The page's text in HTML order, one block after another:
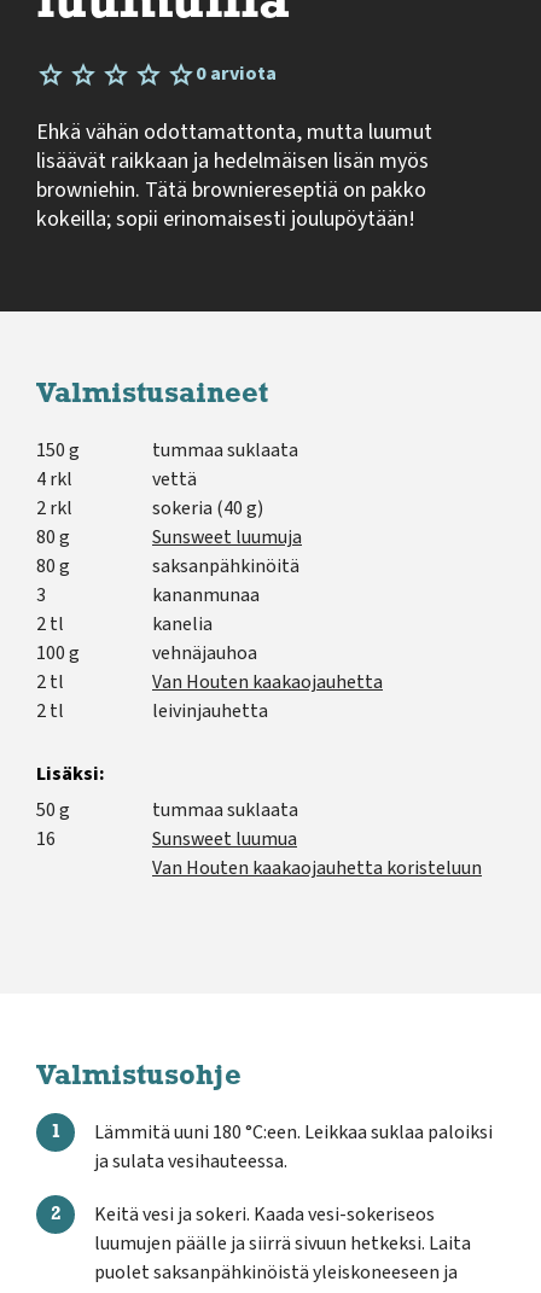
0 arviota
Ehkä vähän odottamattonta, mutta luumut
lisäävät raikkaan ja hedelmäisen lisän myös
browniehin. Tätä browniereseptiä on pakko
kokeilla; sopii erinomaisesti joulupöytään!
Valmistusaineet
150 g
tummaa suklaata
4 rkl
vettä
2 rkl
sokeria (40 g)
80 g
Sunsweet luumuja
80 g
saksanpähkinöitä
3
kananmunaa
2 tl
kanelia
100 g
vehnäjauhoa
2 tl
Van Houten kaakaojauhetta
2 tl
leivinjauhetta
Lisäksi:
50 g
tummaa suklaata
16
Sunsweet luumua
Van Houten kaakaojauhetta koristeluun
Valmistusohje
Lämmitä uuni 180 °C:een. Leikkaa suklaa paloiksi
ja sulata vesihauteessa.
Keitä vesi ja sokeri. Kaada vesi-sokeriseos
luumujen päälle ja siirrä sivuun hetkeksi. Laita
puolet saksanpähkinöistä yleiskoneeseen ja